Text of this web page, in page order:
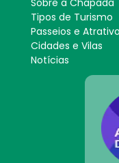
Sobre a Chapada
Tipos de Turismo
Passeios e
Cidades e Vilas
Notícias